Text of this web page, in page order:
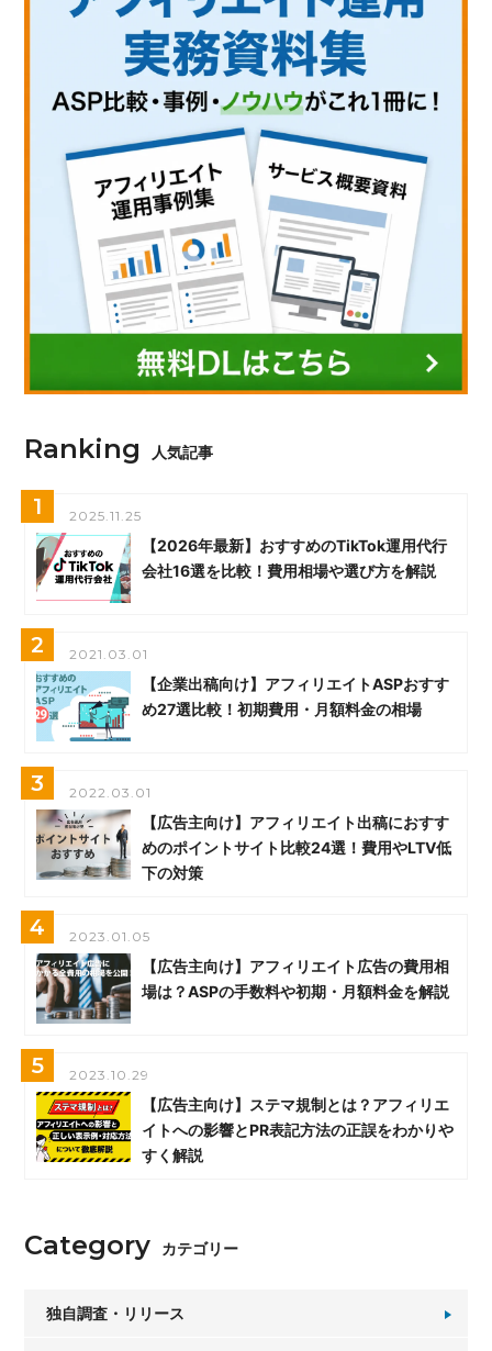
Ranking 人気記事
1 2025.11.25
【2026年最新】おすすめのTikTok運用代行
会社16選を比較！費用相場や選び方を解説
2 2021.03.01
【企業出稿向け】アフィリエイトASPおすす
め27選比較！初期費用・月額料金の相場
3 2022.03.01
【広告主向け】アフィリエイト出稿におすす
めのポイントサイト比較24選！費用やLTV低
下の対策
4 2023.01.05
【広告主向け】アフィリエイト広告の費用相
場は？ASPの手数料や初期・月額料金を解説
5 2023.10.29
【広告主向け】ステマ規制とは？アフィリエ
イトへの影響とPR表記方法の正誤をわかりや
すく解説
Category カテゴリー
独自調査・リリース